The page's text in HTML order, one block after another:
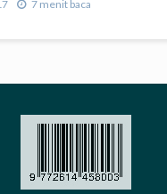
7 menit baca